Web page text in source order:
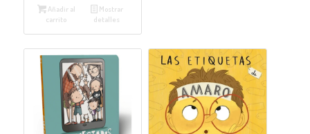
Añadir al
carrito
Mostrar
detalles